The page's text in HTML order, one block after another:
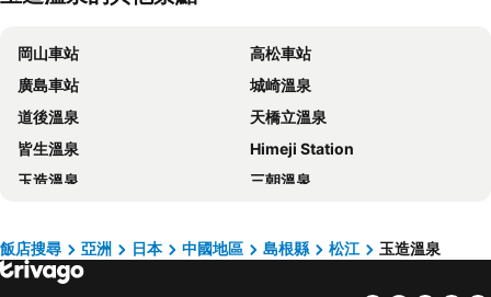
Daiwa Roynet Hotel Matsue-ekimae
Green Rich Hotel Matsue Ekimae
Matsue Plaza Hotel
Notsu Ryokan
Hotel Alpha-One Matsue
煎 SEN
Dormy Inn Express Unnan Natural Hot Spring
Hotel Route Inn Higashi Matsue-Higashi Izumo Inter-
Izumo Airport Hotel
Business Hotel Route 9
Hotel Fine Ciel Izumo Airport (Adult Only)
Matsue Plaza Hotel Annex
Hotel Jodai
岡山車站
高松車站
廣島車站
城崎溫泉
道後溫泉
天橋立溫泉
皆生溫泉
Himeji Station
玉造溫泉
三朝溫泉
Tottori Station
松山機場 (日本)
Matsue Station
飯店搜尋 亞洲 日本 中國地區 島根縣 松江 玉造溫泉